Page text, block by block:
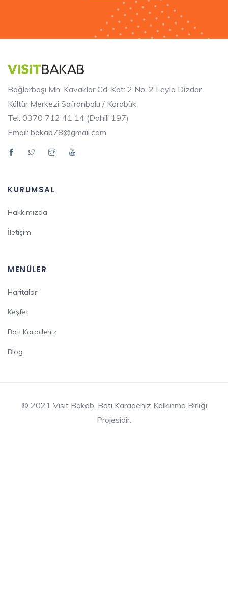
Bağlarbaşı Mh. Kavaklar Cd. Kat: 2 No: 2 Leyla Dizdar
Kültür Merkezi Safranbolu / Karabük
Tel: 0370 712 41 14 (Dahili 197)
Email: bakab78@gmail.com
KURUMSAL
Hakkımızda
İletişim
MENÜLER
Haritalar
Keşfet
Batı Karadeniz
Blog
© 2021 Visit Bakab. Batı Karadeniz Kalkınma Birliği
Projesidir.